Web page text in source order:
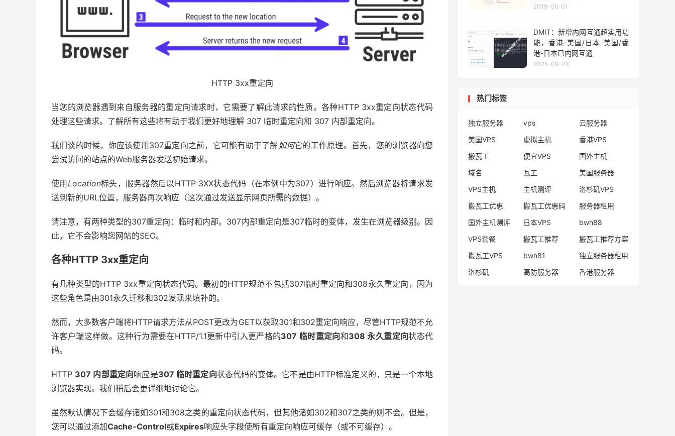
HTTP 3xx重定向
当您的浏览器遇到来自服务器的重定向请求时，它需要了解此请求的性质。各种HTTP 3xx重定向状态代码
处理这些请求。了解所有这些将有助于我们更好地理解 307 临时重定向和 307 内部重定向。
我们谈的时候，你应该使用307重定向之前，它可能有助于了解如何它的工作原理。首先，您的浏览器向您
尝试访问的站点的Web服务器发送初始请求。
使用 Location标头，服务器然后以HTTP 3XX状态代码（在本例中为307）进行响应。然后浏览器将请求发
送到新的URL位置，服务器再次响应（这次通过发送显示网页所需的数据）。
请注意，有两种类型的307重定向：临时和内部。307内部重定向是307临时的变体，发生在浏览器级别。因
此，它不会影响您网站的SEO。
各种HTTP 3xx重定向
有几种类型的HTTP 3xx重定向状态代码。最初的HTTP规范不包括307临时重定向和308永久重定向，因为
这些角色是由301永久迁移和302发现来填补的。
然而，大多数客户端将HTTP请求方法从POST更改为GET以获取301和302重定向响应，尽管HTTP规范不允
许客户端这样做。这种行为需要在HTTP/1.1更新中引入更严格的307 临时重定向和308 永久重定向状态代
码。
HTTP 307 内部重定向响应是307 临时重定向状态代码的变体。它不是由HTTP标准定义的，只是一个本地
浏览器实现。我们稍后会更详细地讨论它。
虽然默认情况下会缓存诸如301和308之类的重定向状态代码，但其他诸如302和307之类的则不会。但是，
您可以通过添加Cache-Control或Expires响应头字段使所有重定向响应可缓存（或不可缓存）。
2019-06-01
DMIT：新增内网互通超实用功
能，香港-美国/日本-美国/香
港-日本已内网互通
2025-09-23
热门标签
独立服务器 vps
云服务器
美国VPS
虚拟主机
香港VPS
搬瓦工
便宜VPS
国外主机
域名
瓦工
美国服务器
VPS主机
主机测评
洛杉矶VPS
搬瓦工优惠
搬瓦工优惠码
服务器租用
国外主机测评
日本VPS
bwh88
VPS套餐
搬瓦工推荐
搬瓦工推荐方案
搬瓦工VPS
bwh81
独立服务器租用
洛杉矶
高防服务器 香港服务器